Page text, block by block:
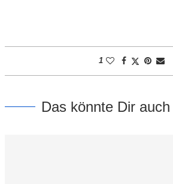
1
Das könnte Dir